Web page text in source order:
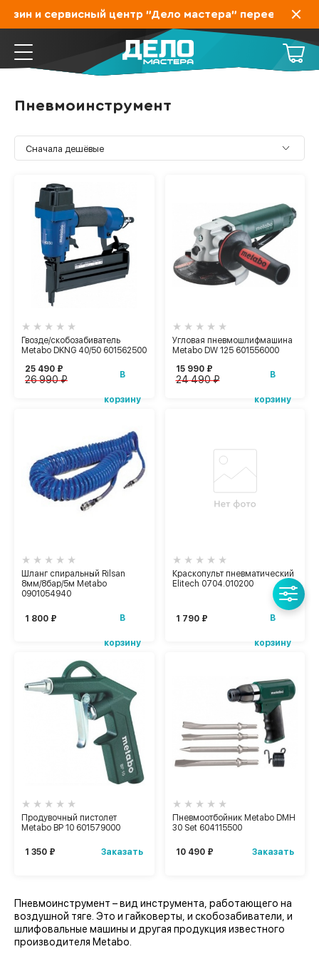
и сервисный центр "Дело мастера" переехал на
Пневмоинструмент
Гвозде/скобозабиватель
Metabo DKNG 40/50 601562500
25 490 ₽
26 990 ₽ В
корзину
Угловая пневмошлифмашина
Metabo DW 125 601556000
15 990 ₽
24 490 ₽ В
корзину
Шланг спиральный Rilsan
8мм/8бар/5м Metabo
0901054940
1 800 ₽ В
корзину
Краскопульт пневматический
Elitech 0704.010200
1 790 ₽ В
корзину
Продувочный пистолет
Metabo BP 10 601579000
1 350 ₽ Заказать
Пневмоотбойник Metabo DMH
30 Set 604115500
10 490 ₽ Заказать
Пневмоинструмент – вид инструмента, работающего на
воздушной тяге. Это и гайковерты, и скобозабиватели, и
шлифовальные машины и другая продукция известного
производителя Metabo.